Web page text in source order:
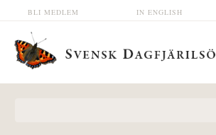
Hoppa till huvudinnehåll IN ENGLISH
BLI MEDLEM